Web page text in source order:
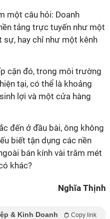
tảng trực tuyến như một
sự, hay chỉ như một kênh
tại, có thể là khoảng
lợi và một cửa hàng
biết tận dụng các nền
bán kính vài trăm mét
Nghĩa Thịnh
& Kinh Doanh Copy link